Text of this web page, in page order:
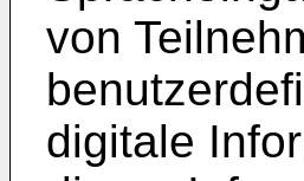
von
digitale